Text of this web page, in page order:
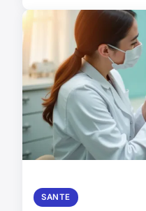
SANTE